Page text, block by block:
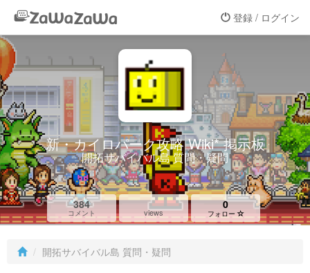
登録 / ログイン
新・カイロパーク攻略 Wiki* 掲示板
開拓サバイバル島 質問・疑問
384
コメント views
0
フォロー
開拓サバイバル島 質問・疑問